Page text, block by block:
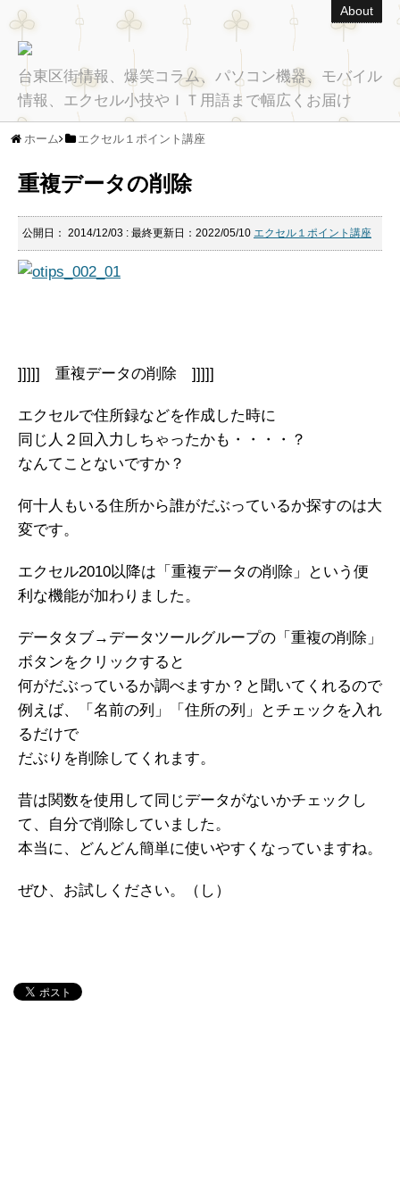
About
台東区街情報、爆笑コラム、パソコン機器、モバイル
情報、エクセル小技やＩＴ用語まで幅広くお届け
ホーム エクセル１ポイント講座
重複データの削除
公開日： 2014/12/03 : 最終更新日：2022/05/10 エクセル１ポイント講座
]]]]] 重複データの削除 ]]]]]
エクセルで住所録などを作成した時に
同じ人２回入力しちゃったかも・・・・？
なんてことないですか？
何十人もいる住所から誰がだぶっているか探すのは大
変です。
エクセル2010以降は「重複データの削除」という便
利な機能が加わりました。
データタブ→データツールグループの「重複の削除」
ボタンをクリックすると
何がだぶっているか調べますか？と聞いてくれるので
例えば、「名前の列」「住所の列」とチェックを入れ
るだけで
だぶりを削除してくれます。
昔は関数を使用して同じデータがないかチェックし
て、自分で削除していました。
本当に、どんどん簡単に使いやすくなっていますね。
ぜひ、お試しください。（し）